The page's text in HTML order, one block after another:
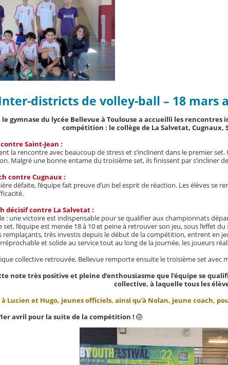
districts de volley-ball – 18 mars
le gymnase du lycée Bellevue à Toulouse a accueilli les
compétition : le collège de La Salvetat, Cugnaux,
Saint-Jean :
la rencontre avec beaucoup de stress et s’inclinent dans le premier
Malgré une bonne entame du troisième set, ils finissent par s’incliner
contre Cugnaux :
défaite, l’équipe fait preuve d’un bel esprit de réaction. Les élèves
décisif contre La Salvetat :
: une victoire est indispensable pour se qualifier aux championnats
set, l’équipe est menée 18 à 10 et peine à retrouver son jeu, sous l’effet du
remplaçants, très investis depuis le début de la compétition, entrent
et solide au service tout au long de la journée, les joueurs
collective retrouvée, Bellevue remporte ensuite le troisième set avec
note très positive et pleine d’enthousiasme que l’équipe se
collective, à laquelle tous les
Lucien et Hugo, jeunes officiels, ainsi qu’à Nolan, jeune coach,
avril pour la suite de la compétition ! 🏐